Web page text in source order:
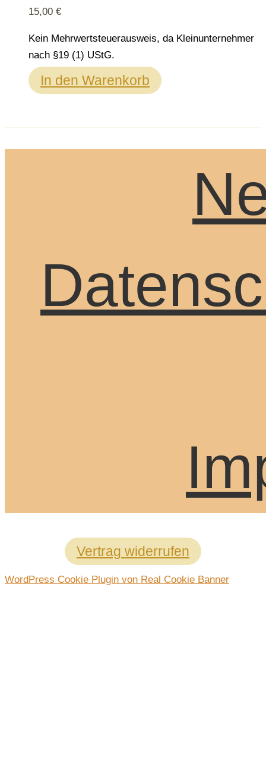
15,00 €
Kein Mehrwertsteuerausweis, da Kleinunternehmer
nach §19 (1) UStG.
In den Warenkorb
Vertrag widerrufen
WordPress Cookie Plugin von Real Cookie Banner